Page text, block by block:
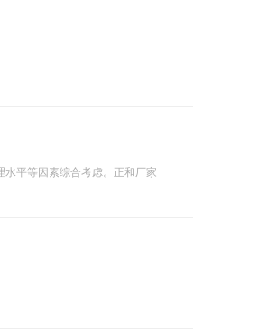
平等因素综合考虑。正和厂家